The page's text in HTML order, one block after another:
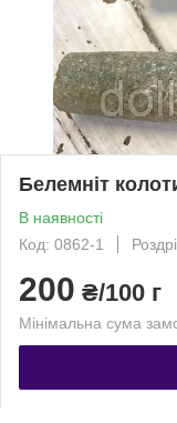
Белемніт
В наявності
Код: 0862-1
200 ₴/100 г
Мінімальна сума